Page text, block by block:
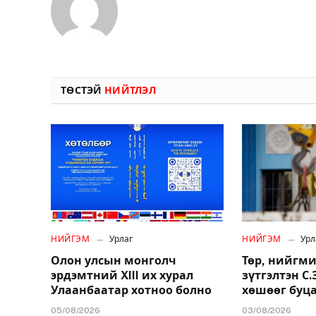
ТӨСТЭЙ НИЙТЛЭЛ
НИЙГЭМ Урлаг
Олон улсын монголч
эрдэмтний XIII их хурал
Улаанбаатар хотноо болно
05/08/2026
НИЙГЭМ
Төр,
зүтгэлтэн
хөшөөг
03/08/2026